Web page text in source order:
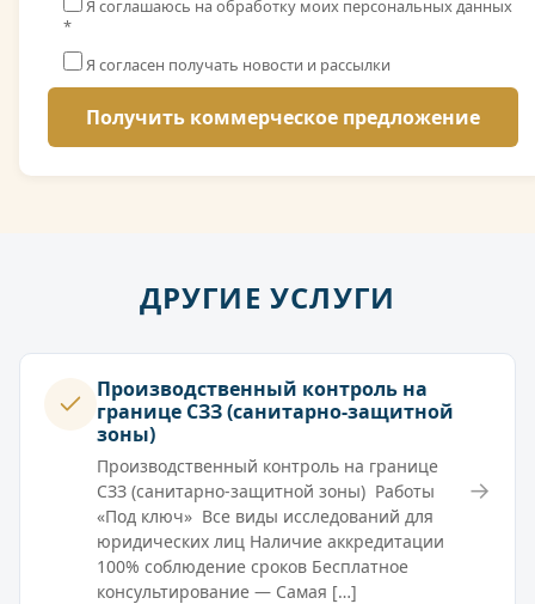
Я соглашаюсь на обработку моих персональных данных
*
Я согласен получать новости и рассылки
ДРУГИЕ УСЛУГИ
Производственный контроль на
границе СЗЗ (санитарно-защитной
зоны)
Производственный контроль на границе
СЗЗ (санитарно-защитной зоны) Работы
«Под ключ» Все виды исследований для
юридических лиц Наличие аккредитации
100% соблюдение сроков Бесплатное
консультирование — Самая […]
→